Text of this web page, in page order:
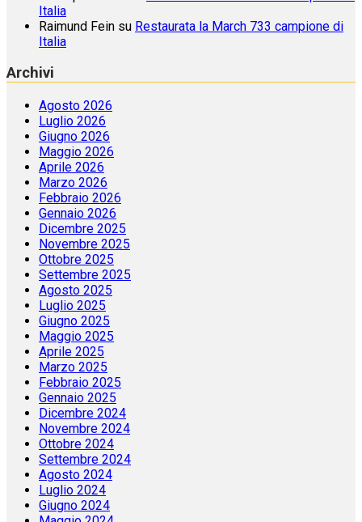
Italia
Raimund Fein su Restaurata la March 733 campione di
Italia
Archivi
Agosto 2026
Luglio 2026
Giugno 2026
Maggio 2026
Aprile 2026
Marzo 2026
Febbraio 2026
Gennaio 2026
Dicembre 2025
Novembre 2025
Ottobre 2025
Settembre 2025
Agosto 2025
Luglio 2025
Giugno 2025
Maggio 2025
Aprile 2025
Marzo 2025
Febbraio 2025
Gennaio 2025
Dicembre 2024
Novembre 2024
Ottobre 2024
Settembre 2024
Agosto 2024
Luglio 2024
Giugno 2024